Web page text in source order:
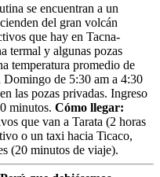
se encuentran a un
del gran volcán
que hay en Tacna-
termal y algunas pozas
temperatura promedio de
Domingo de 5:30 am a 4:30
las pozas privadas. Ingreso
minutos. Cómo llegar:
que van a Tarata (2 horas
o un taxi hacia Ticaco,
(20 minutos de viaje).